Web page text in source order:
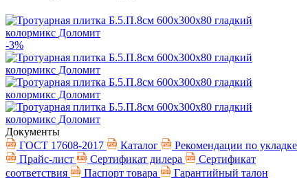
-3%
Документы
ГОСТ 17608-2017
Каталог
Рекомендации по укладке
Прайс-лист
Сертификат дилера
Сертификат
соответствия
Паспорт товара Гарантийный талон